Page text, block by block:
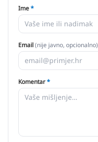
Ime*
Email(nije javno, opcionalno)
Komentar*